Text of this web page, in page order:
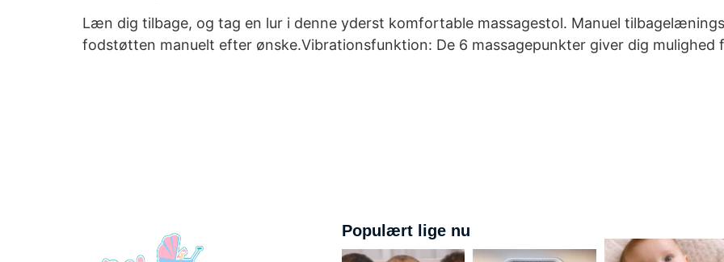
Læn dig tilbage, og tag en lur i denne yderst komfortable massagestol. Manuel
fodstøtten manuelt efter ønske.Vibrationsfunktion: De 6 massagepunkter giver dig mulighed
Populært lige nu